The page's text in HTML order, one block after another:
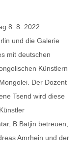
8. 8. 2022
und die Galerie
mit deutschen
Künstlern
Der Dozent
Tsend wird diese
B.Batjin betreuen,
Amrhein und der